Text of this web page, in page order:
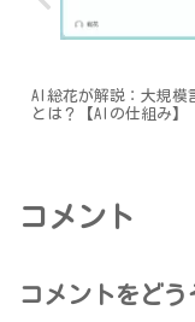
AI総花が解説：大規模
とは？【AIの仕組み】
コメント
コメントをどう